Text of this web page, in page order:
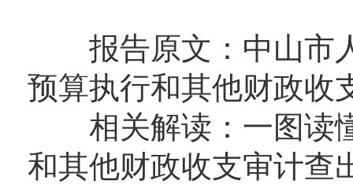
报告原文： 中山市
预算执行和其他财政收
相关解读： 一图读
和其他财政收支审计查